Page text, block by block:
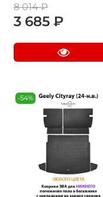
8 014 ₽
3 685 ₽
-54%